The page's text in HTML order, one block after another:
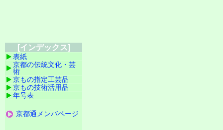
[インデックス]
表紙
京都の伝統文化・芸
術
京もの指定工芸品
京もの技術活用品
年号表
京都通メンバページ